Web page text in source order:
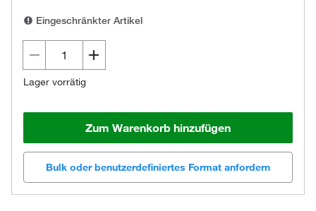
Eingeschränkter Artikel
Lager vorrätig
Zum Warenkorb hinzufügen
Bulk oder benutzerdefiniertes Format anfordern